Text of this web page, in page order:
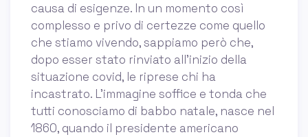
causa di esigenze. In un momento così
complesso e privo di certezze come quello
che stiamo vivendo, sappiamo però che,
dopo esser stato rinviato all'inizio della
situazione covid, le riprese chi ha
incastrato. L’immagine soffice e tonda che
tutti conosciamo di babbo natale, nasce nel
1860, quando il presidente americano